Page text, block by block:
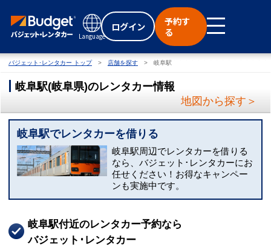
Language
ログイン
予約す
る
バジェット･レンタカー トップ 店舗を探す 岐阜駅
岐阜駅(岐阜県)のレンタカー情報
地図から探す＞
岐阜駅でレンタカーを借りる
岐阜駅周辺でレンタカーを借りる
なら、バジェット･レンタカーにお
任せください！お得なキャンペー
ンも実施中です。
岐阜駅付近のレンタカー予約なら
バジェット･レンタカー